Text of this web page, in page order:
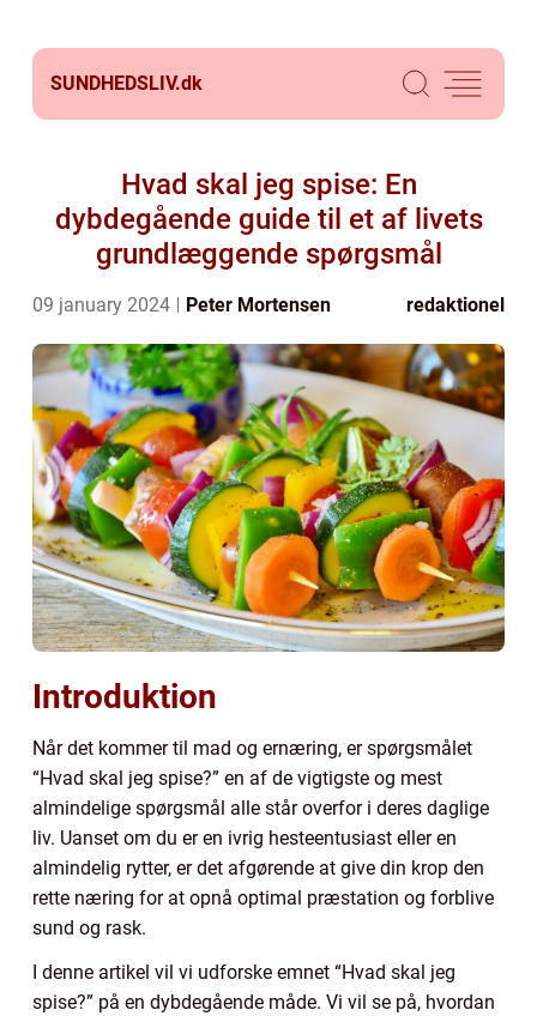
SUNDHEDSLIV.dk
Hvad skal jeg spise: En
dybdegående guide til et af livets
grundlæggende spørgsmål
09 january 2024 Peter Mortensen redaktionel
Introduktion
Når det kommer til mad og ernæring, er spørgsmålet
“Hvad skal jeg spise?” en af de vigtigste og mest
almindelige spørgsmål alle står overfor i deres daglige
liv. Uanset om du er en ivrig hesteentusiast eller en
almindelig rytter, er det afgørende at give din krop den
rette næring for at opnå optimal præstation og forblive
sund og rask.
I denne artikel vil vi udforske emnet “Hvad skal jeg
spise?” på en dybdegående måde. Vi vil se på, hvordan